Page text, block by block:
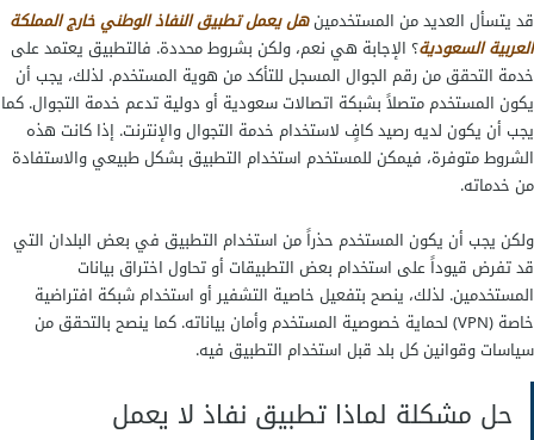
قد يتسأل العديد من المستخدمينهل يعمل تطبيق النفاذ الوطني خارج المملكة
العربية السعودية؟ الإجابة هي نعم، ولكن بشروط محددة. فالتطبيق يعتمد على
خدمة التحقق من رقم الجوال المسجل للتأكد من هوية المستخدم. لذلك، يجب أن
يكون المستخدم متصلاً بشبكة اتصالات سعودية أو دولية تدعم خدمة التجوال. كما
يجب أن يكون لديه رصيد كافٍ لاستخدام خدمة التجوال والإنترنت. إذا كانت هذه
الشروط متوفرة، فيمكن للمستخدم استخدام التطبيق بشكل طبيعي والاستفادة
من خدماته.
ولكن يجب أن يكون المستخدم حذراً من استخدام التطبيق في بعض البلدان التي
قد تفرض قيوداً على استخدام بعض التطبيقات أو تحاول اختراق بيانات
المستخدمين. لذلك، ينصح بتفعيل خاصية التشفير أو استخدام شبكة افتراضية
خاصة (VPN) لحماية خصوصية المستخدم وأمان بياناته. كما ينصح بالتحقق من
سياسات وقوانين كل بلد قبل استخدام التطبيق فيه.
حل مشكلة لماذا تطبيق نفاذ لا يعمل